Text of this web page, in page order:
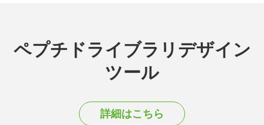
ペプチドライブラリデザイン
ツール
詳細はこちら